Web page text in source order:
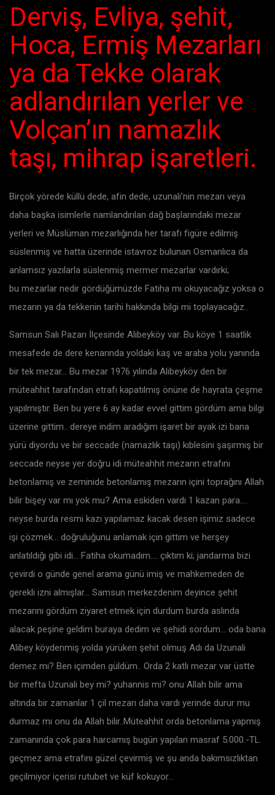
Derviş, Evliya, şehit,
Hoca, Ermiş Mezarları
ya da Tekke olarak
adlandırılan yerler ve
Volçan’ın namazlık
taşı, mihrap işaretleri.
Birçok yörede küllü dede, afin dede, uzunali’nin mezarı veya
daha başka isimlerle namlandırılan dağ başlarındaki mezar
yerleri ve Müslüman mezarlığında her tarafı figüre edilmiş
süslenmiş ve hatta üzerinde istavroz bulunan Osmanlıca da
anlamsız yazılarla süslenmiş mermer mezarlar vardırki;
bu mezarlar nedir gördüğümüzde Fatiha mı okuyacağız yoksa o
mezarın ya da tekkenin tarihi hakkında bilgi mi toplayacağız..
Samsun Salı Pazarı İlçesinde Alibeyköy var. Bu köye 1 saatlik
mesafede de dere kenarında yoldaki kaş ve araba yolu yanında
bir tek mezar… Bu mezar 1976 yılında Alibeyköy den bir
müteahhit tarafından etrafı kapatılmış önüne de hayrata çeşme
yapılmıştır. Ben bu yere 6 ay kadar evvel gittim gördüm ama bilgi
üzerine gittim.. dereye indim aradığım işaret bir ayak izi bana
yürü diyordu ve bir seccade (namazlık taşı) kıblesini şaşırmış bir
seccade neyse yer doğru idi müteahhit mezarın etrafını
betonlamış ve zeminide betonlamış mezarın içini toprağını Allah
bilir bişey var mı yok mu? Ama eskiden vardı 1 kazan para….
neyse burda resmi kazı yapılamaz kacak desen işimiz sadece
işi çözmek… doğruluğunu anlamak için gittim ve herşey
anlatıldığı gibi idi… Fatiha okumadım…. çıktım ki; jandarma bizi
çevirdi o günde genel arama günü imiş ve mahkemeden de
gerekli izni almışlar… Samsun merkezdenim deyince şehit
mezarını gördüm ziyaret etmek için durdum burda aslında
alacak peşine geldim buraya dedim ve şehidi sordum… oda bana
Alibey köydenmiş yolda yürüken şehit olmuş Adı da Uzunali
demez mi? Ben içimden güldüm.. Orda 2 katlı mezar var üstte
bir mefta Uzunali bey mi? yuhannis mi? onu Allah bilir ama
altında bir zamanlar 1 çil mezarı daha vardı yerinde durur mu
durmaz mı onu da Allah bilir..Müteahhit orda betonlama yapmış
zamanında çok para harcamış bugün yapılan masraf 5.000.-TL.
geçmez ama etrafını güzel çevirmiş ve şu anda bakımsızlıktan
geçilmiyor içerisi rutubet ve küf kokuyor…